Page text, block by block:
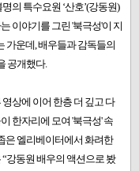
의 특수요원 ‘산호’(강동원)
이야기를 그린 '북극성'이 지
가운데, 배우들과 감독들의
공개했다.
상에 이어 한층 더 깊고 다
한자리에 모여 '북극성' 속
은 엘리베이터에서 화려한
강동원 배우의 액션으로 봤